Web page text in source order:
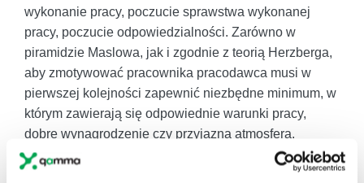
wykonanie pracy, poczucie sprawstwa wykonanej
pracy, poczucie odpowiedzialności. Zarówno w
piramidzie Maslowa, jak i zgodnie z teorią Herzberga,
aby zmotywować pracownika pracodawca musi w
pierwszej kolejności zapewnić niezbędne minimum, w
którym zawierają się odpowiednie warunki pracy,
dobre wynagrodzenie czy przyjazna atmosfera.